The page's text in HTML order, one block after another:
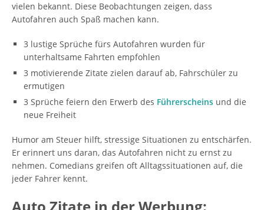
vielen bekannt. Diese Beobachtungen zeigen, dass
Autofahren auch Spaß machen kann.
3 lustige Sprüche fürs Autofahren wurden für
unterhaltsame Fahrten empfohlen
3 motivierende Zitate zielen darauf ab, Fahrschüler zu
ermutigen
3 Sprüche feiern den Erwerb des Führerscheins und die
neue Freiheit
Humor am Steuer hilft, stressige Situationen zu entschärfen.
Er erinnert uns daran, das Autofahren nicht zu ernst zu
nehmen. Comedians greifen oft Alltagssituationen auf, die
jeder Fahrer kennt.